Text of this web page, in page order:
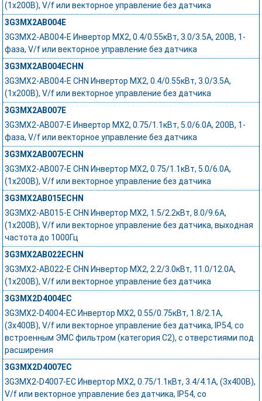
(1x200В), V/f или векторное управление без датчика
3G3MX2AB004E
3G3MX2-AB004-E Инвертор MX2, 0.4/0.55кВт, 3.0/3.5А, 200В, 1-
фаза, V/f или векторное управление без датчика
3G3MX2AB004ECHN
3G3MX2-AB004-E CHN Инвертор MX2, 0.4/0.55кВт, 3.0/3.5А,
(1x200В), V/f или векторное управление без датчика
3G3MX2AB007E
3G3MX2-AB007-E Инвертор MX2, 0.75/1.1кВт, 5.0/6.0А, 200В, 1-
фаза, V/f или векторное управление без датчика
3G3MX2AB007ECHN
3G3MX2-AB007-E CHN Инвертор MX2, 0.75/1.1кВт, 5.0/6.0А,
(1x200В), V/f или векторное управление без датчика
3G3MX2AB015ECHN
3G3MX2-AB015-E CHN Инвертор MX2, 1.5/2.2кВт, 8.0/9.6А,
(1x200В), V/f или векторное управление без датчика, выходная
частота до 1000Гц
3G3MX2AB022ECHN
3G3MX2-AB022-E CHN Инвертор MX2, 2.2/3.0кВт, 11.0/12.0А,
(1x200В), V/f или векторное управление без датчика
3G3MX2D4004EC
3G3MX2-D4004-EC Инвертор MX2, 0.55/0.75кВт, 1.8/2.1А,
(3x400В), V/f или векторное управление без датчика, IP54, со
встроенным ЭМС фильтром (категория C2), с отверстиями под
расширения
3G3MX2D4007EC
3G3MX2-D4007-EC Инвертор MX2, 0.75/1.1кВт, 3.4/4.1А, (3x400В),
V/f или векторное управление без датчика, IP54, со